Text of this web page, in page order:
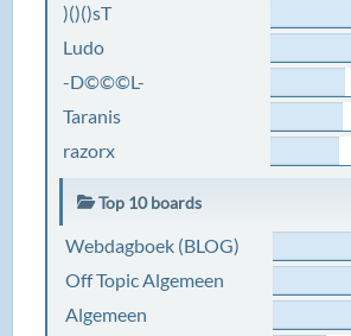
)()()sT
Ludo
-D©©©L-
Taranis
razorx
Top 10 boards
Webdagboek (BLOG)
Off Topic Algemeen
Algemeen